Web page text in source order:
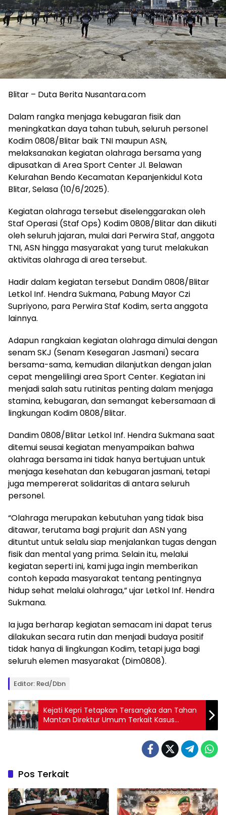
Blitar – Duta Berita Nusantara.com
Dalam rangka menjaga kebugaran fisik dan
meningkatkan daya tahan tubuh, seluruh personel
Kodim 0808/Blitar baik TNI maupun ASN,
melaksanakan kegiatan olahraga bersama yang
dipusatkan di Area Sport Center Jl. Belawan
Kelurahan Bendo Kecamatan Kepanjenkidul Kota
Blitar, Selasa (10/6/2025).
Kegiatan olahraga tersebut diselenggarakan oleh
Staf Operasi (Staf Ops) Kodim 0808/Blitar dan diikuti
oleh seluruh jajaran, mulai dari Perwira Staf, anggota
TNI, ASN hingga masyarakat yang turut melakukan
aktivitas olahraga di area tersebut.
Hadir dalam kegiatan tersebut Dandim 0808/Blitar
Letkol Inf. Hendra Sukmana, Pabung Mayor Czi
Supriyono, para Perwira Staf Kodim, serta anggota
lainnya.
Adapun rangkaian kegiatan olahraga dimulai dengan
senam SKJ (Senam Kesegaran Jasmani) secara
bersama-sama, kemudian dilanjutkan dengan jalan
cepat mengelilingi area Sport Center. Kegiatan ini
menjadi salah satu rutinitas penting dalam menjaga
stamina, kebugaran, dan semangat kebersamaan di
lingkungan Kodim 0808/Blitar.
Dandim 0808/Blitar Letkol Inf. Hendra Sukmana saat
ditemui seusai kegiatan menyampaikan bahwa
olahraga bersama ini tidak hanya bertujuan untuk
menjaga kesehatan dan kebugaran jasmani, tetapi
juga mempererat solidaritas di antara seluruh
personel.
“Olahraga merupakan kebutuhan yang tidak bisa
ditawar, terutama bagi prajurit dan ASN yang
dituntut untuk selalu siap menjalankan tugas dengan
fisik dan mental yang prima. Selain itu, melalui
kegiatan seperti ini, kami juga ingin memberikan
contoh kepada masyarakat tentang pentingnya
hidup sehat melalui olahraga,” ujar Letkol Inf. Hendra
Sukmana.
Ia juga berharap kegiatan semacam ini dapat terus
dilakukan secara rutin dan menjadi budaya positif
tidak hanya di lingkungan Kodim, tetapi juga bagi
seluruh elemen masyarakat (Dim0808).
Editor: Red/Dbn
Kejati Kepri Tetapkan Tersangka dan Tahan
Mantan Direktur Umum Terkait Kasus
Korupsi Pembangunan Studio TVRI Kepri
Pos Terkait